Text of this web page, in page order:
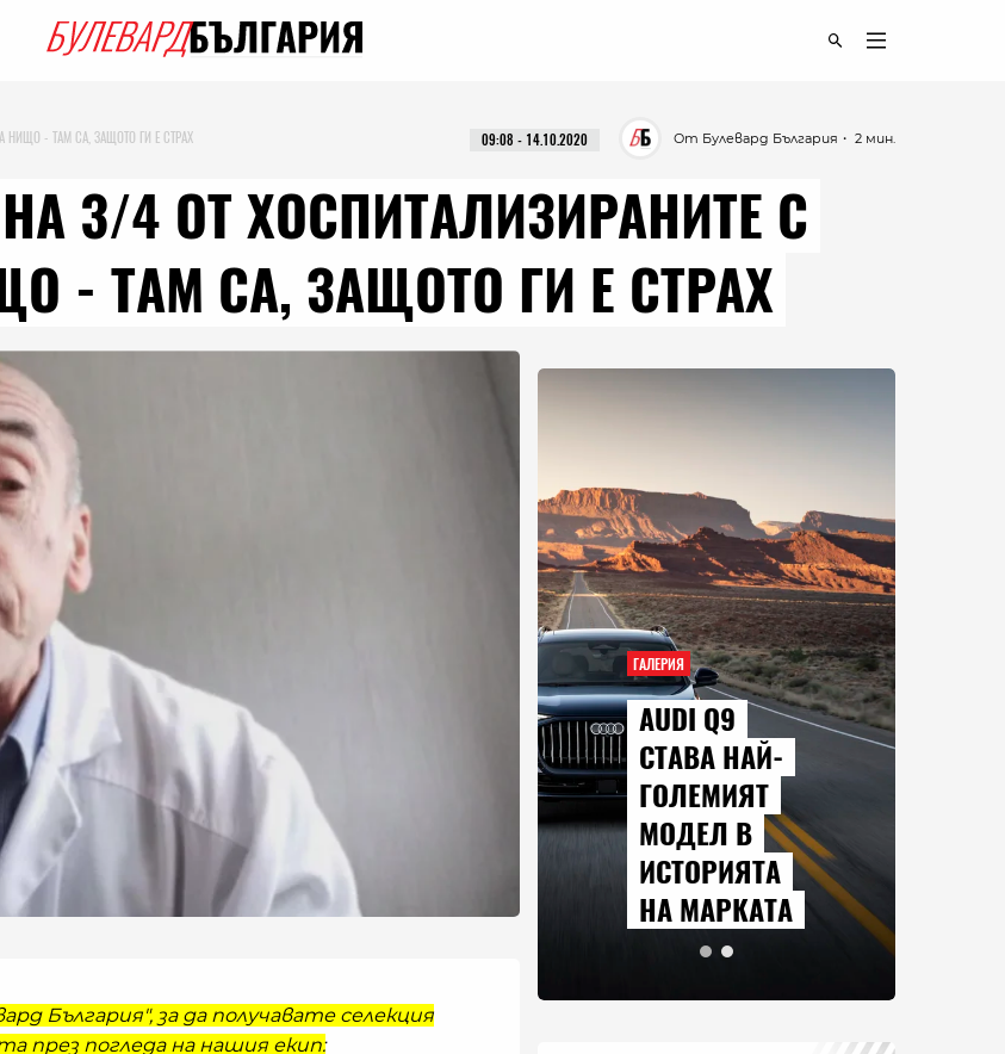
НИЩО - ТАМ СА, ЗАЩОТО ГИ Е СТРАХ ・ 2 мин.
От Булевард България
09:08 - 14.10.2020
3/4 ОТ ХОСПИТАЛИЗИРАНИТЕ С
- ТАМ СА, ЗАЩОТО ГИ Е СТРАХ
България", за да получавате селекция
през погледа на нашия екип:
ГАЛЕРИЯ
AUDI Q9
СТАВА НАЙ-
ГОЛЕМИЯТ
МОДЕЛ В
ИСТОРИЯТА
НА МАРКАТА